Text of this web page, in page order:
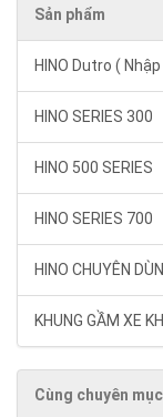
Sản phẩm
HINO Dutro (
HINO SERIES 300
HINO 500 SERIES
HINO SERIES 700
HINO CHUYÊN
KHUNG GẦM XE
Cùng chuyên mục